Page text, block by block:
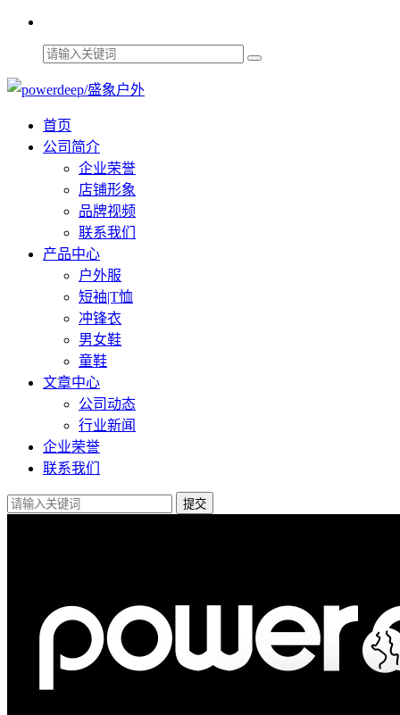
首页
公司简介
企业荣誉
店铺形象
品牌视频
联系我们
产品中心
户外服
短袖|T恤
冲锋衣
男女鞋
童鞋
文章中心
公司动态
行业新闻
企业荣誉
联系我们
提交